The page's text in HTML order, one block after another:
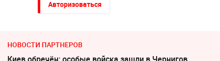
Авторизоваться
НОВОСТИ ПАРТНЕРОВ